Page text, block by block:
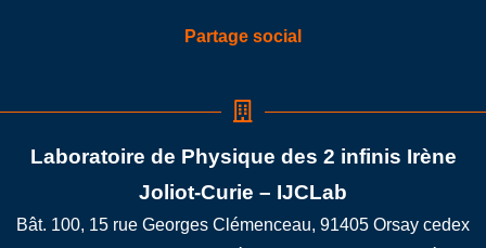
Partage social
Laboratoire de Physique des 2 infinis Irène
Joliot-Curie – IJCLab
Bât. 100, 15 rue Georges Clémenceau, 91405 Orsay cedex